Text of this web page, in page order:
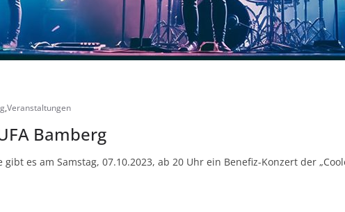
,Veranstaltungen
Bamberg
es am Samstag, 07.10.2023, ab 20 Uhr ein Benefiz-Konzert der